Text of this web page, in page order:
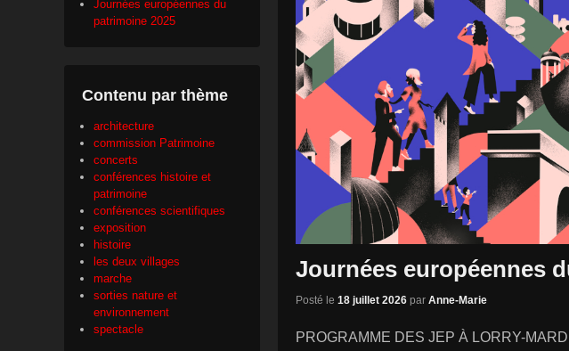
Journées européennes
Posté le 18 juillet 2026 par Anne-Marie
PROGRAMME DES JEP À LORRY-
Journées européennes du
patrimoine 2025
Contenu par thème
architecture
commission Patrimoine
concerts
conférences histoire et
patrimoine
conférences scientifiques
exposition
histoire
les deux villages
marche
sorties nature et
environnement
spectacle